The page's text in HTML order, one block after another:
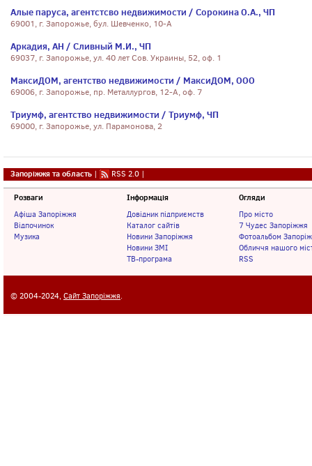
Алые паруса, агентстсво недвижимости / Сорокина О.А., ЧП
69001, г. Запорожье, бул. Шевченко, 10-А
Аркадия, АН / Сливный М.И., ЧП
69037, г. Запорожье, ул. 40 лет Сов. Украины, 52, оф. 1
МаксиДОМ, агентство недвижимости / МаксиДОМ, ООО
69006, г. Запорожье, пр. Металлургов, 12-А, оф. 7
Триумф, агентство недвижимости / Триумф, ЧП
69000, г. Запорожье, ул. Парамонова, 2
Запоріжжя та область | RSS 2.0 |
Розваги
Афіша Запоріжжя
Відпочинок
Музика
Інформація
Довідник підприємств
Каталог сайтів
Новини Запоріжжя
Новини ЗМІ
ТВ-програма
Огляди
Про місто
7 Чудес Запоріжжя
Фотоальбом
Обличчя нашого
RSS
© 2004-2024, Сайт Запоріжжя.